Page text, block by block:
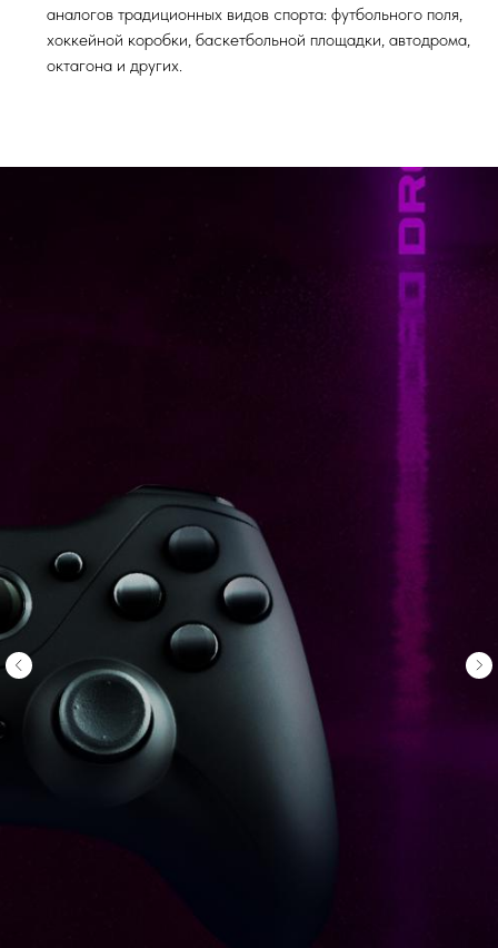
аналогов традиционных видов спорта: футбольного поля,
хоккейной коробки, баскетбольной площадки, автодрома,
октагона и других.